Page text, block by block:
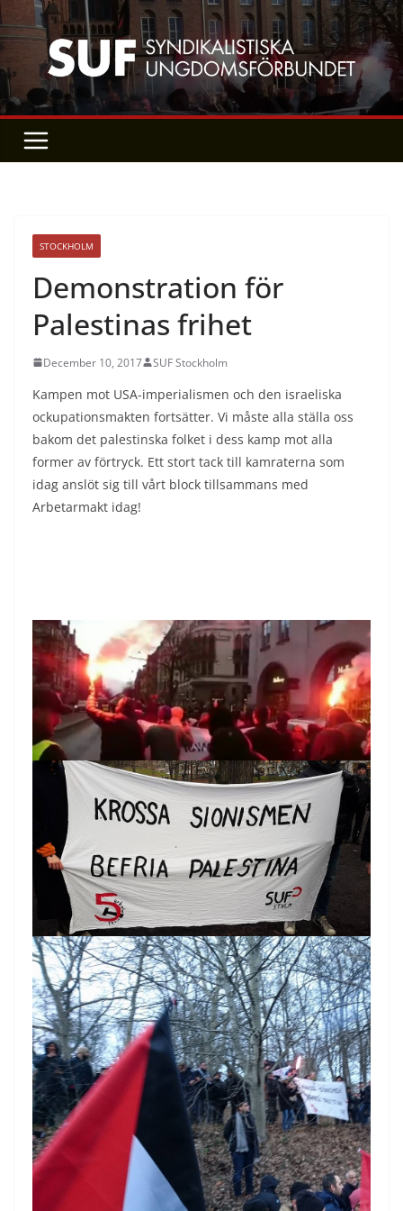
Skip
to
content
STOCKHOLM
Demonstration för
Palestinas frihet
December 10, 2017 SUF Stockholm
Kampen mot USA-imperialismen och den israeliska
ockupationsmakten fortsätter. Vi måste alla ställa oss
bakom det palestinska folket i dess kamp mot alla
former av förtryck. Ett stort tack till kamraterna som
idag anslöt sig till vårt block tillsammans med
Arbetarmakt idag!